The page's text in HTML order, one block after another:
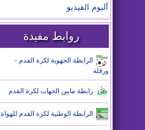
ألبوم الفيديو
روابط مفيدة
الرابطة الجهوية لكرة القدم -
ورقلة
رابطة مابين الجهات لكرة القدم
الرابطة الوطنية لكرة القدم للهواة